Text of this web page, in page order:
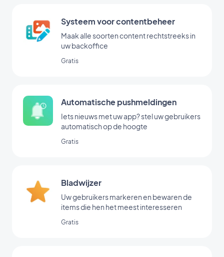
Systeem voor contentbeheer
Maak alle soorten content rechtstreeks in
uw backoffice
Gratis
Automatische pushmeldingen
Iets nieuws met uw app? stel uw gebruikers
automatisch op de hoogte
Gratis
Bladwijzer
Uw gebruikers markeren en bewaren de
items die hen het meest interesseren
Gratis